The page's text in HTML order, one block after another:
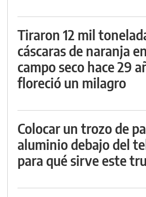
Tiraron 12 mil
cáscaras de naranja
campo seco hace 29
floreció un milagro
Colocar un trozo de
aluminio debajo del
para qué sirve este